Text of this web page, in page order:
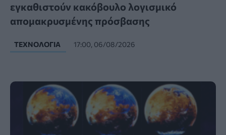
εγκαθιστούν κακόβουλο λογισμικό
απομακρυσμένης πρόσβασης
ΤΕΧΝΟΛΟΓΊΑ 17:00, 06/08/2026